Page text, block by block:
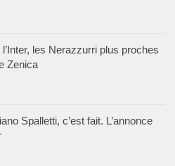
les Nerazzurri plus proches
Zenica
Spalletti, c’est fait. L’annonce